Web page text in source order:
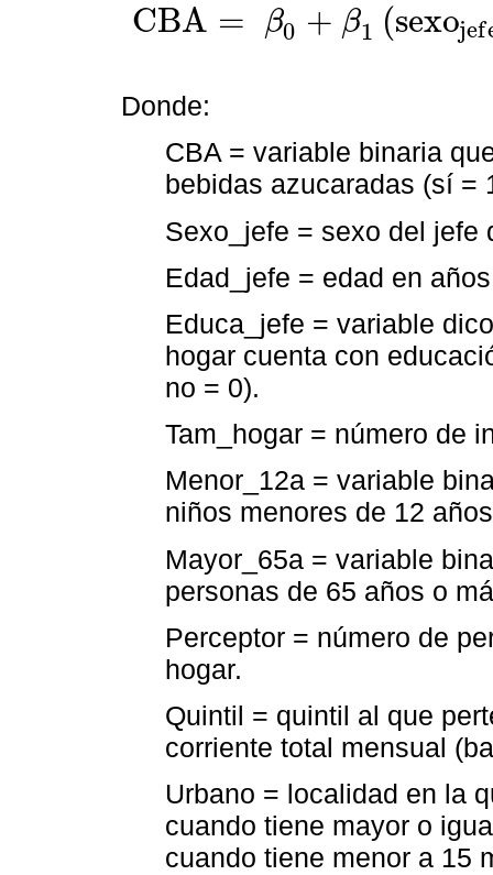
CBA = β0 + β1 (sexojef
CBA= β0+β sex fe+β eda efe+ 3 educajefe+β4t
Donde:
CBA = variable binaria
bebidas azucaradas (sí =
Sexo_jefe = sexo del jefe
Edad_jefe = edad en
Educa_jefe = variable
hogar cuenta con
no = 0).
Tam_hogar = número de
Menor_12a = variable
niños menores de 12
Mayor_65a = variable
personas de 65 años o
Perceptor = número de
hogar.
Quintil = quintil al que
corriente total mensual
Urbano = localidad en la
cuando tiene mayor o
cuando tiene menor a 15